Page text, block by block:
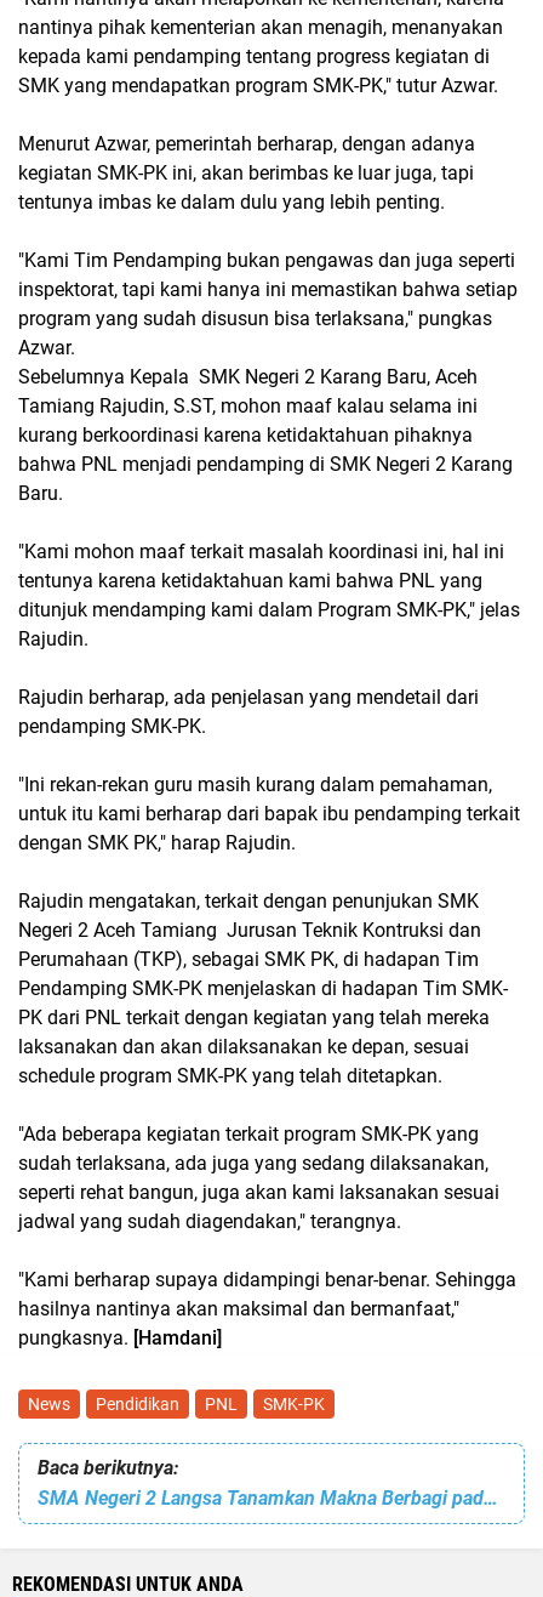
nantinya pihak kementerian akan menagih, menanyakan
kepada kami pendamping tentang progress kegiatan di
SMK yang mendapatkan program SMK-PK," tutur Azwar.
Menurut Azwar, pemerintah berharap, dengan adanya
kegiatan SMK-PK ini, akan berimbas ke luar juga, tapi
tentunya imbas ke dalam dulu yang lebih penting.
"Kami Tim Pendamping bukan pengawas dan juga seperti
inspektorat, tapi kami hanya ini memastikan bahwa setiap
program yang sudah disusun bisa terlaksana," pungkas
Azwar.
Sebelumnya Kepala SMK Negeri 2 Karang Baru, Aceh
Tamiang Rajudin, S.ST, mohon maaf kalau selama ini
kurang berkoordinasi karena ketidaktahuan pihaknya
bahwa PNL menjadi pendamping di SMK Negeri 2 Karang
Baru.
"Kami mohon maaf terkait masalah koordinasi ini, hal ini
tentunya karena ketidaktahuan kami bahwa PNL yang
ditunjuk mendamping kami dalam Program SMK-PK," jelas
Rajudin.
Rajudin berharap, ada penjelasan yang mendetail dari
pendamping SMK-PK.
"Ini rekan-rekan guru masih kurang dalam pemahaman,
untuk itu kami berharap dari bapak ibu pendamping terkait
dengan SMK PK," harap Rajudin.
Rajudin mengatakan, terkait dengan penunjukan SMK
Negeri 2 Aceh Tamiang Jurusan Teknik Kontruksi dan
Perumahaan (TKP), sebagai SMK PK, di hadapan Tim
Pendamping SMK-PK menjelaskan di hadapan Tim SMK-
PK dari PNL terkait dengan kegiatan yang telah mereka
laksanakan dan akan dilaksanakan ke depan, sesuai
schedule program SMK-PK yang telah ditetapkan.
"Ada beberapa kegiatan terkait program SMK-PK yang
sudah terlaksana, ada juga yang sedang dilaksanakan,
seperti rehat bangun, juga akan kami laksanakan sesuai
jadwal yang sudah diagendakan," terangnya.
"Kami berharap supaya didampingi benar-benar. Sehingga
hasilnya nantinya akan maksimal dan bermanfaat,"
pungkasnya. [Hamdani]
News Pendidikan PNL SMK-PK
Baca berikutnya:
SMA Negeri 2 Langsa Tanamkan Makna Berbagi pada Siswa
REKOMENDASI UNTUK ANDA